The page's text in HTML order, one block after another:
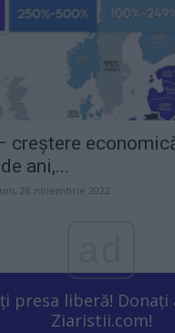
creștere
ani,...
28 noiembrie 2022
presa liberă!
Ziaristii.com!